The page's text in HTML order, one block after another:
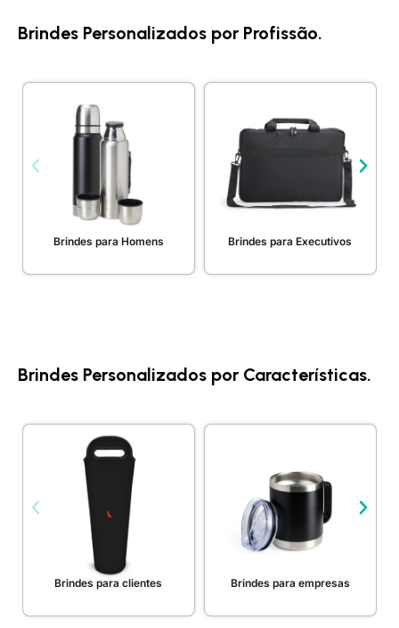
Brindes Personalizados por Profissão.
Brindes para Homens Brindes para Executivos
Brindes Personalizados por Características.
Brindes para clientes Brindes para empresas